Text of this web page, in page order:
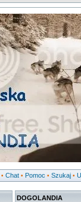
• Chat • Pomoc • Szukaj •
DOGOLANDIA